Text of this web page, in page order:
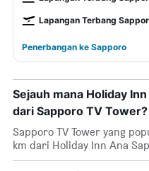
Lapangan Terbang
Penerbangan ke Sapporo
Sejauh mana Holiday
dari Sapporo TV Tower?
Sapporo TV Tower yang
km dari Holiday Inn Ana